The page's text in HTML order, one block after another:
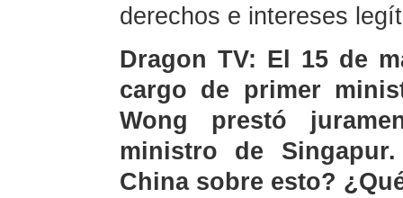
derechos e intereses
Dragon TV: El 15 de
cargo de primer
Wong prestó
ministro de
China sobre esto?